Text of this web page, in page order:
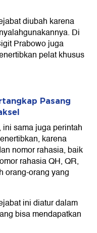
diubah karena
Di
Prabowo juga
pelat khusus
Pasang
sama juga perintah
karena
nomor rahasia, baik
rahasia QH, QR,
orang-orang yang
ini diatur dalam
bisa mendapatkan